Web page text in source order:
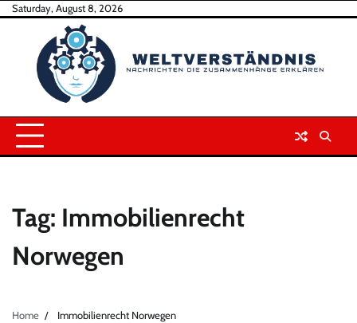
SkipSaturday, August 8, 2026
Tag: Immobilienrecht
Norwegen
Home Immobilienrecht Norwegen